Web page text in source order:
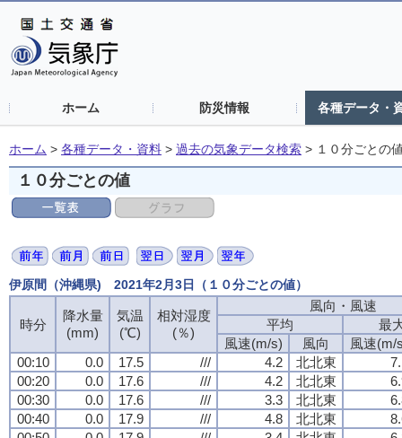
ホーム 防災情報 各種データ・
ホーム > 各種データ・資料 > 過去の気象データ検索 > １０分ごとの
１０分ごとの値
伊原間（沖縄県) 2021年2月3日（１０分ごとの値）
時分
降水量
(mm)
気温
(℃)
相対湿度
(％)
風向・風速
平均
最
風速(m/s)
風向
風速(m/
00:10
0.0 17.5 /// 4.2 北北東
00:20
0.0 17.6 /// 4.2 北北東
00:30
0.0 17.6 /// 3.3 北北東
00:40
0.0 17.9 /// 4.8 北北東